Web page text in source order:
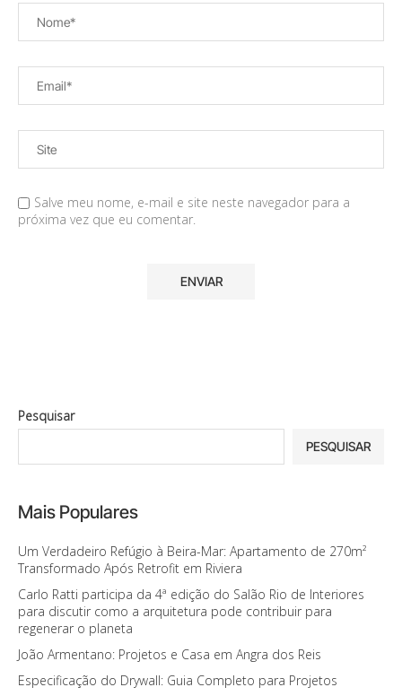
Salve meu nome, e-mail e site neste navegador para a
próxima vez que eu comentar.
Pesquisar
PESQUISAR
Mais Populares
Um Verdadeiro Refúgio à Beira-Mar: Apartamento de 270m²
Transformado Após Retrofit em Riviera
Carlo Ratti participa da 4ª edição do Salão Rio de Interiores
para discutir como a arquitetura pode contribuir para
regenerar o planeta
João Armentano: Projetos e Casa em Angra dos Reis
Especificação do Drywall: Guia Completo para Projetos